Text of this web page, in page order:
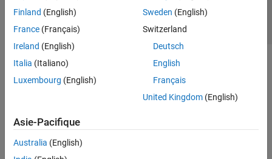
Finland (English)
France (Français)
Ireland (English)
Italia (Italiano)
Luxembourg (English)
Sweden (English)
Switzerland
Deutsch
English
Français
United Kingdom(English)
Asie-Pacifique
Australia (English)